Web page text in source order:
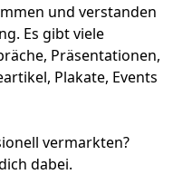
und verstanden
Es gibt viele
Präsentationen,
Plakate, Events
vermarkten?
dabei.